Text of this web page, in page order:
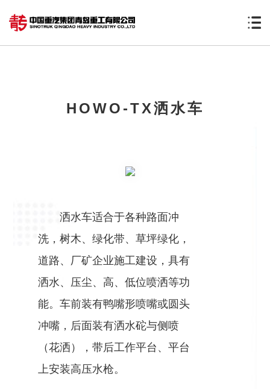
HOWO-TX洒水车
洒水车适合于各种路面冲
洗，树木、绿化带、草坪绿化，
道路、厂矿企业施工建设，具有
洒水、压尘、高、低位喷洒等功
能。车前装有鸭嘴形喷嘴或圆头
冲嘴，后面装有洒水砣与侧喷
（花洒），带后工作平台、平台
上安装高压水枪。